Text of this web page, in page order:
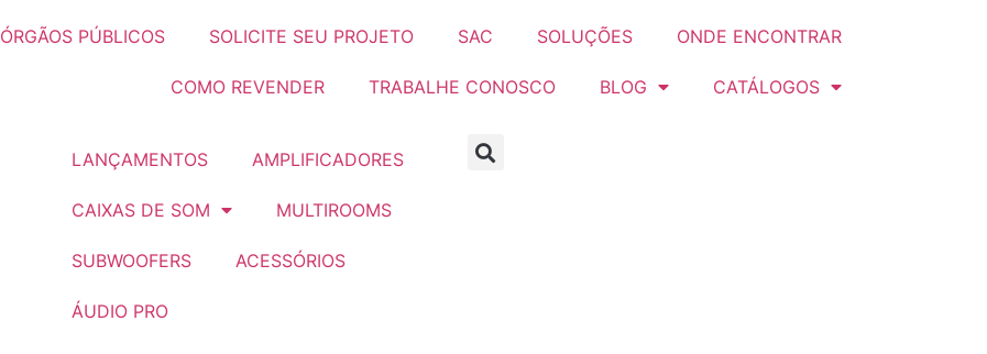
ÓRGÃOS PÚBLICOS SOLICITE SEU PROJETO SAC SOLUÇÕES ONDE ENCONTRAR
COMO REVENDER TRABALHE CONOSCO BLOG CATÁLOGOS
LANÇAMENTOS AMPLIFICADORES
CAIXAS DE SOM MULTIROOMS
SUBWOOFERS ACESSÓRIOS
ÁUDIO PRO